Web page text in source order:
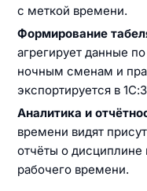
с меткой времени.
Формирование
агрегирует данные
ночным сменам и
экспортируется в
Аналитика и
времени видят
отчёты о дисциплине
рабочего времени.